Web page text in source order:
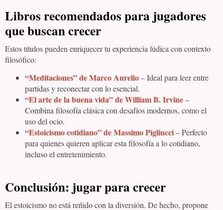
Libros recomendados para jugadores
que buscan crecer
Estos títulos pueden enriquecer tu experiencia lúdica con contexto
filosófico:
“Meditaciones” de Marco Aurelio– Ideal para leer entre
partidas y reconectar con lo esencial.
“El arte de la buena vida” de William B. Irvine–
Combina filosofía clásica con desafíos modernos, como el
uso del ocio.
“Estoicismo cotidiano” de Massimo Pigliucci– Perfecto
para quienes quieren aplicar esta filosofía a lo cotidiano,
incluso el entretenimiento.
Conclusión: jugar para crecer
El estoicismo no está reñido con la diversión. De hecho, propone